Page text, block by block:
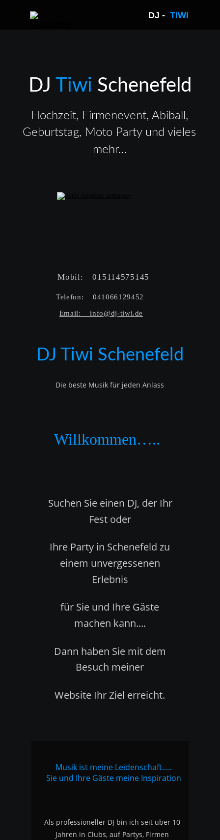
DJ Tiwi Schenefeld
Die beste Musik für jeden Anlass
DJ Tiwi Schenefeld
Hochzeit, Firmenevent, Abiball,
Geburtstag, Moto Party und vieles
mehr…
Suchen Sie einen DJ, der Ihr
Fest oder
Ihre Party in Schenefeld zu
einem unvergessenen
Erlebnis
für Sie und Ihre Gäste
machen kann....
Dann haben Sie mit dem
Besuch meiner
Website Ihr Ziel erreicht.
Als professioneller DJ bin ich seit über 10
Jahren in Clubs, auf Partys, Firmen
Willkommen…..
Musik ist meine Leidenschaft.....
Sie und Ihre Gäste meine Inspiration
Telefon:    041066129452
Mobil:    015114575145
Email:    info@dj-tiwi.de
DJ - TIWI